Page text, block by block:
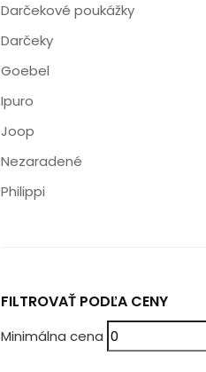
Darčekové poukážky
Darčeky
Goebel
Ipuro
Joop
Nezaradené
Philippi
FILTROVAŤ PODĽA CENY
Minimálna cena